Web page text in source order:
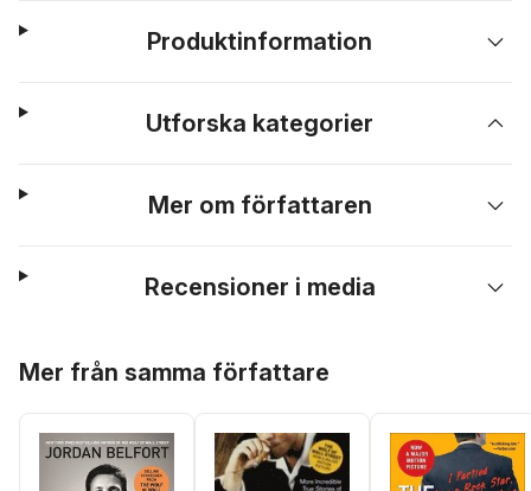
Produktinformation
Utforska kategorier
Mer om författaren
Recensioner i media
Mer från samma författare